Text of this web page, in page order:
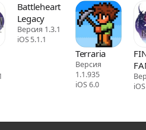
Battleheart
Legacy
Версия 1.3.1
iOS 5.1.1
Terraria
Версия
1.1.935
iOS 6.0